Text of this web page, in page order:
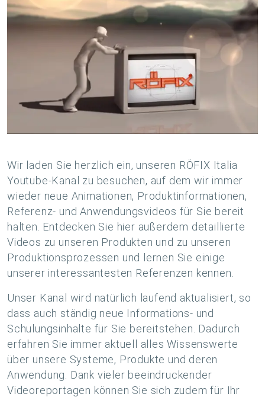
Wir laden Sie herzlich ein, unseren RÖFIX Italia
Youtube-Kanal zu besuchen, auf dem wir immer
wieder neue Animationen, Produktinformationen,
Referenz- und Anwendungsvideos für Sie bereit
halten. Entdecken Sie hier außerdem detaillierte
Videos zu unseren Produkten und zu unseren
Produktionsprozessen und lernen Sie einige
unserer interessantesten Referenzen kennen.
Unser Kanal wird natürlich laufend aktualisiert, so
dass auch ständig neue Informations- und
Schulungsinhalte für Sie bereitstehen. Dadurch
erfahren Sie immer aktuell alles Wissenswerte
über unsere Systeme, Produkte und deren
Anwendung. Dank vieler beeindruckender
Videoreportagen können Sie sich zudem für Ihr